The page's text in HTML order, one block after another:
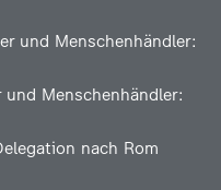
und Menschenhändler:
und Menschenhändler:
nach Rom